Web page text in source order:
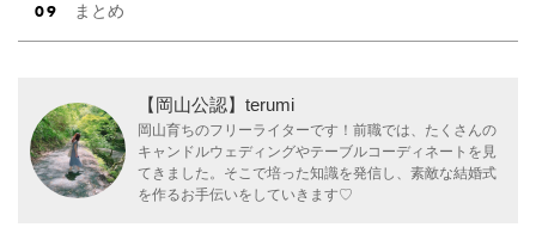
まとめ
【岡山公認】terumi
岡山育ちのフリーライターです！前職では、たくさんの
キャンドルウェディングやテーブルコーディネートを見
てきました。そこで培った知識を発信し、素敵な結婚式
を作るお手伝いをしていきます♡